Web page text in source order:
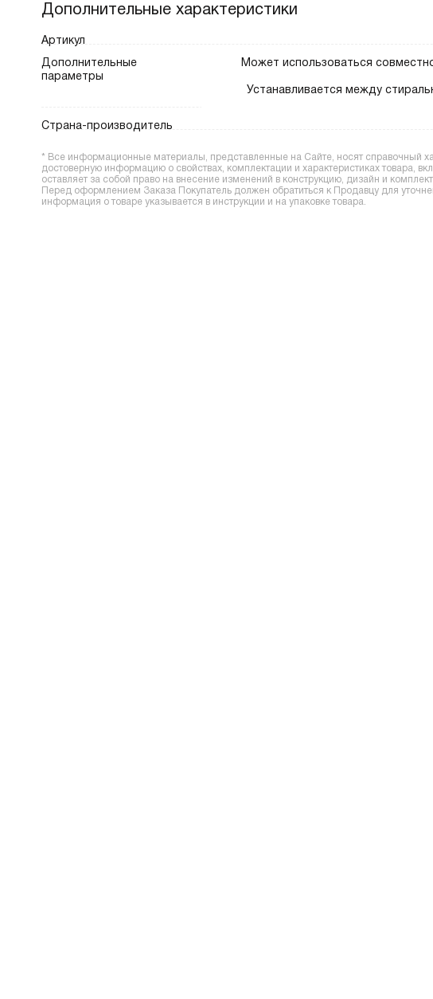
Дополнительные характеристики
Артикул
Дополнительные
параметры
Может использоваться
Устанавливается между
Страна-производитель
* Все информационные материалы, представленные на Сайте, носят справочный
достоверную информацию о свойствах, комплектации и характеристиках товара,
оставляет за собой право на внесение изменений в конструкцию, дизайн и
Перед оформлением Заказа Покупатель должен обратиться к Продавцу для
информация о товаре указывается в инструкции и на упаковке товара.